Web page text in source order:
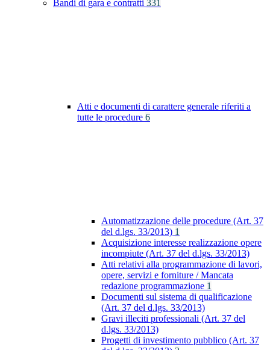
Bandi di gara e contratti 331
Atti e documenti di carattere generale riferiti a
tutte le procedure 6
Automatizzazione delle procedure (Art. 37
del d.lgs. 33/2013) 1
Acquisizione interesse realizzazione opere
incompiute (Art. 37 del d.lgs. 33/2013)
Atti relativi alla programmazione di lavori,
opere, servizi e forniture / Mancata
redazione programmazione 1
Documenti sul sistema di qualificazione
(Art. 37 del d.lgs. 33/2013)
Gravi illeciti professionali (Art. 37 del
d.lgs. 33/2013)
Progetti di investimento pubblico (Art. 37